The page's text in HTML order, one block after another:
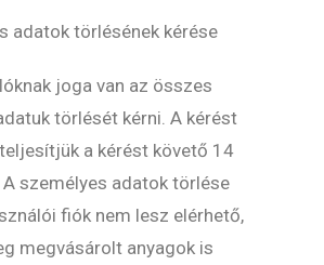
adatok törlésének kérése
joga van az összes
törlését kérni. A kérést
a kérést követő 14
A személyes adatok törlése
fiók nem lesz elérhető,
megvásárolt anyagok is